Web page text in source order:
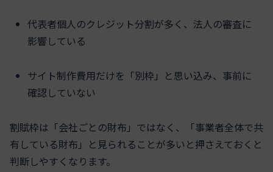
代表者個人のクレジット分割が多く、法人の審査に
影響している
サイト制作費用だけを「別枠」と思い込み、事前に
確認していない
割賦枠は「会社ごとの財布」ではなく、「事業者全体で共
有している財布」と見られることが多いと押さえておくと
判断しやすくなります。